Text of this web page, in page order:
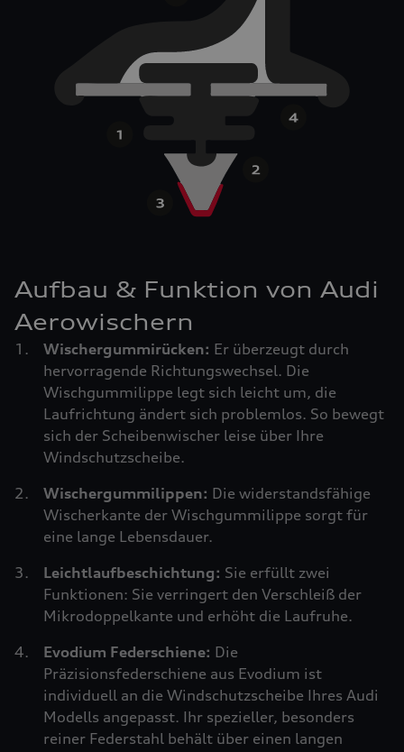
Aufbau & Funktion von Audi
Aerowischern
Wischergummirücken: Er überzeugt durch
hervorragende Richtungswechsel. Die
Wischgummilippe legt sich leicht um, die
Laufrichtung ändert sich problemlos. So bewegt
sich der Scheibenwischer leise über Ihre
Windschutzscheibe.
Wischergummilippen: Die widerstandsfähige
Wischerkante der Wischgummilippe sorgt für
eine lange Lebensdauer.
Leichtlaufbeschichtung: Sie erfüllt zwei
Funktionen: Sie verringert den Verschleiß der
Mikrodoppelkante und erhöht die Laufruhe.
Evodium Federschiene: Die
Präzisionsfederschiene aus Evodium ist
individuell an die Windschutzscheibe Ihres Audi
Modells angepasst. Ihr spezieller, besonders
reiner Federstahl behält über einen langen